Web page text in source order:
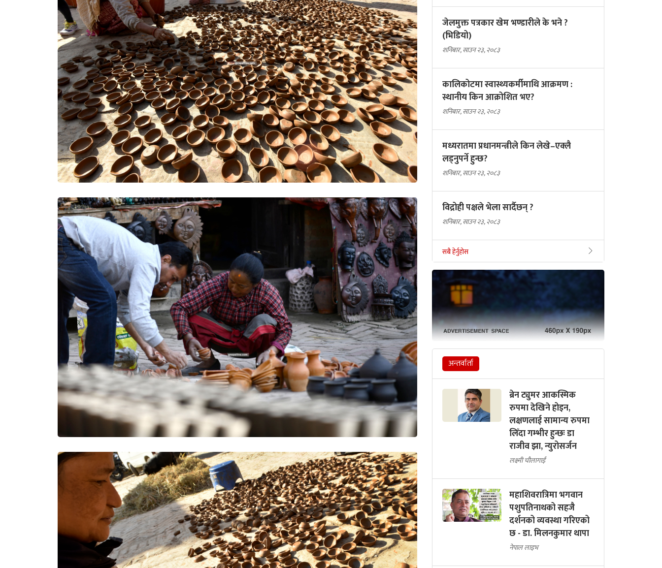
जेलमुक्त पत्रकार खेम भण्डारीले के भने ?
(भिडियो)
शनिबार, साउन २३, २०८३
कालिकोटमा स्वास्थ्यकर्मीमाथि आक्रमण :
स्थानीय किन आक्रोशित भए?
शनिबार, साउन २३, २०८३
मध्यरातमा प्रधानमन्त्रीले किन लेखे–एक्लै
लड्नुपर्ने हुन्छ?
शनिबार, साउन २३, २०८३
विद्रोही पक्षले भेला सार्दैछन् ?
शनिबार, साउन २३, २०८३
सबै हेर्नुहोस
अन्तर्वार्ता
ब्रेन ट्युमर आकस्मिक
रुपमा देखिने होइन,
लक्षणलाई सामान्य रुपमा
लिँदा गम्भीर हुन्छः डा
राजीव झा, न्युरोसर्जन
लक्ष्मी चौलागाईं
महाशिवरात्रिमा भगवान
पशुपतिनाथको सहजै
दर्शनको व्यवस्था गरिएको
छ - डा. मिलनकुमार थापा
नेपाल लाइभ